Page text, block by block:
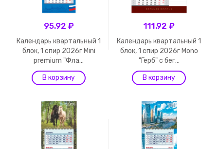
95.92 ₽
Календарь квартальный 1
блок, 1 спир 2026г Mini
premium "Фла...
111.92 ₽
Календарь квартальный 1
блок, 1 спир 2026г Mono
"Герб" с бег...